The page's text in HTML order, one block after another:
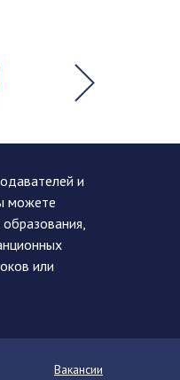
и
можете
или
Вакансии